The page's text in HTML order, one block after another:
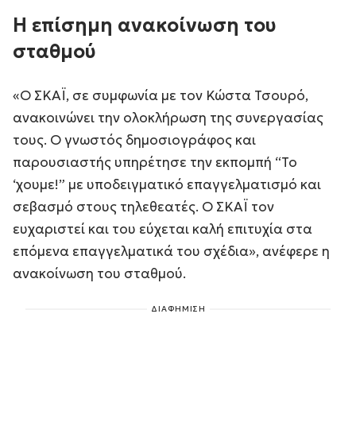
Η επίσημη ανακοίνωση του
σταθμού
«Ο ΣΚΑΪ, σε συμφωνία με τον Κώστα Τσουρό,
ανακοινώνει την ολοκλήρωση της συνεργασίας
τους. Ο γνωστός δημοσιογράφος και
παρουσιαστής υπηρέτησε την εκπομπή “Το
‘χουμε!” με υποδειγματικό επαγγελματισμό και
σεβασμό στους τηλεθεατές. Ο ΣΚΑΪ τον
ευχαριστεί και του εύχεται καλή επιτυχία στα
επόμενα επαγγελματικά του σχέδια», ανέφερε η
ανακοίνωση του σταθμού.
ΔΙΑΦΗΜΙΣΗ